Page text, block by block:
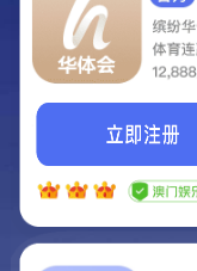
我们
我
它